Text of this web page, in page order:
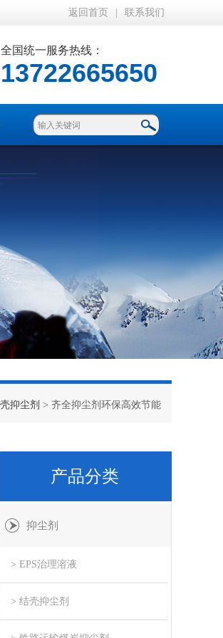
返回首页 联系我们
全国统一服务热线：
13722665650
抑尘剂 > 齐全抑尘剂环保高效节能
产品分类
抑尘剂
> EPS治理溶液
> 结壳抑尘剂